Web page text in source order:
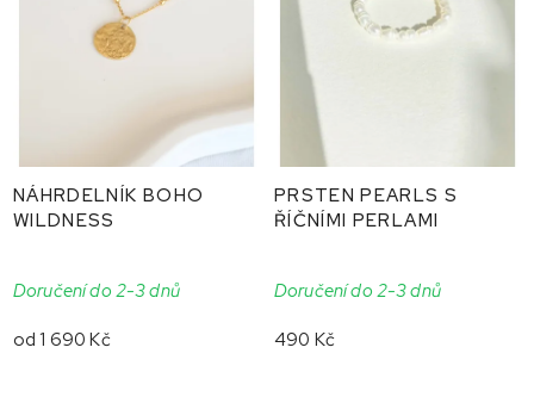
NÁHRDELNÍK BOHO
WILDNESS
Doručení do 2-3 dnů
od 1 690 Kč
PRSTEN PEARLS S
ŘÍČNÍMI PERLAMI
Doručení do 2-3 dnů
490 Kč